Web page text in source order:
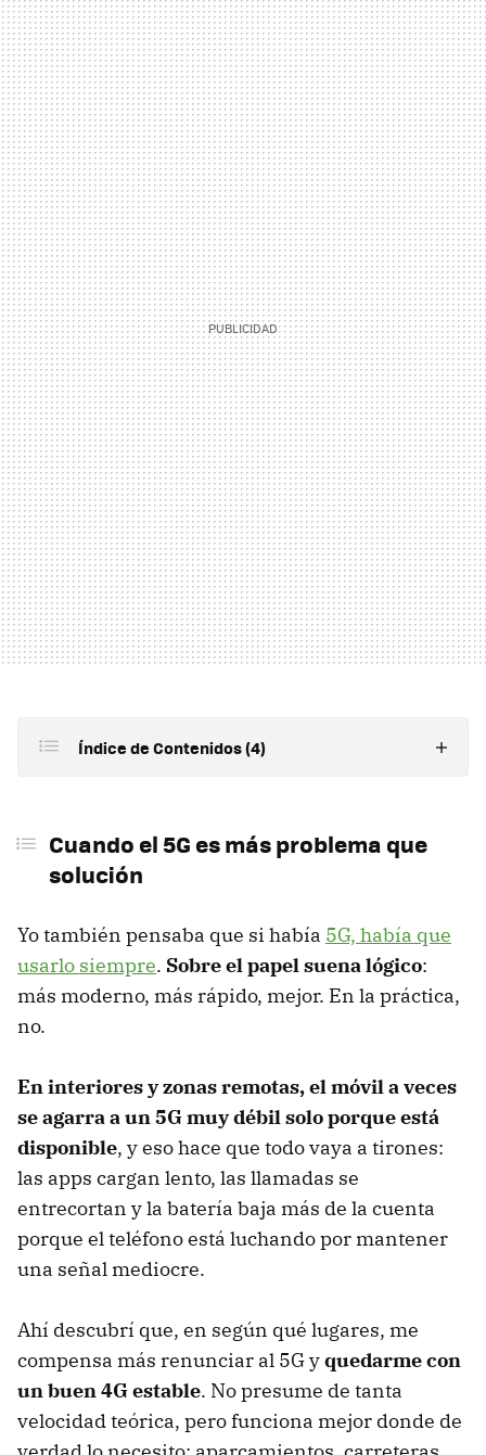
Índice de Contenidos (4)
El ajuste de One UI que marca la diferencia
Un acceso rápido para los momentos críticos
Cuando el 5G es más problema que
solución
Yo también pensaba que si había 5G, había que
usarlo siempre. Sobre el papel suena lógico:
más moderno, más rápido, mejor. En la práctica,
no.
En interiores y zonas remotas, el móvil a veces
se agarra a un 5G muy débil solo porque está
disponible, y eso hace que todo vaya a tirones:
las apps cargan lento, las llamadas se
entrecortan y la batería baja más de la cuenta
porque el teléfono está luchando por mantener
una señal mediocre.
Ahí descubrí que, en según qué lugares, me
compensa más renunciar al 5G yquedarme con
un buen 4G estable. No presume de tanta
velocidad teórica, pero funciona mejor donde de